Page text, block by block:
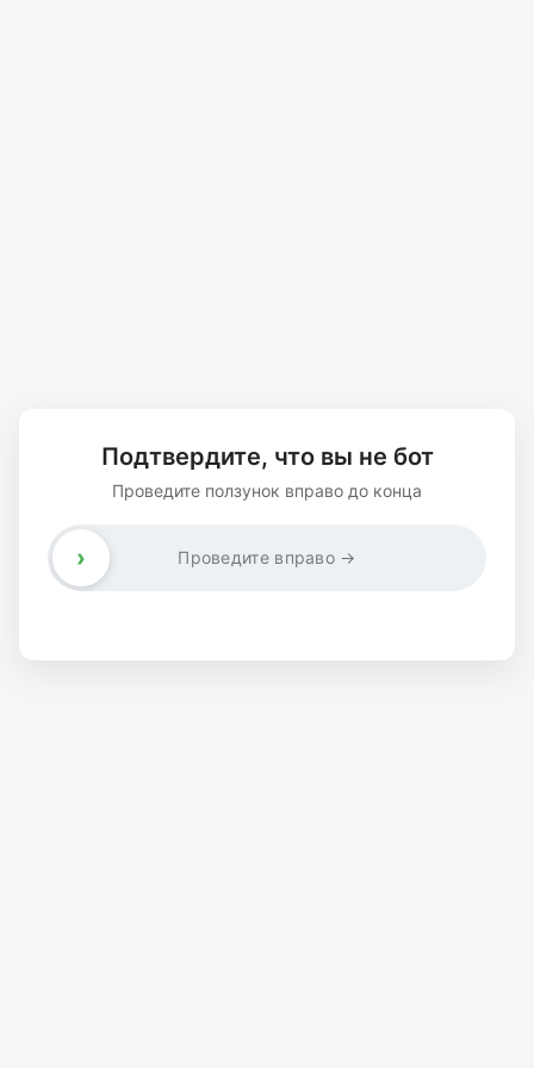
Подтвердите, что вы не бот
Проведите ползунок вправо до конца
Проведите вправо →
›